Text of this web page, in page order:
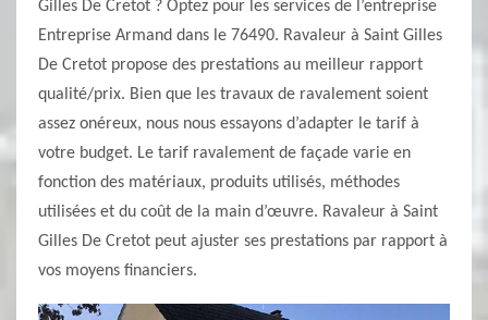
Gilles De Cretot ? Optez pour les services de l’entreprise
Entreprise Armand dans le 76490. Ravaleur à Saint Gilles
De Cretot propose des prestations au meilleur rapport
qualité/prix. Bien que les travaux de ravalement soient
assez onéreux, nous nous essayons d’adapter le tarif à
votre budget. Le tarif ravalement de façade varie en
fonction des matériaux, produits utilisés, méthodes
utilisées et du coût de la main d’œuvre. Ravaleur à Saint
Gilles De Cretot peut ajuster ses prestations par rapport à
vos moyens financiers.